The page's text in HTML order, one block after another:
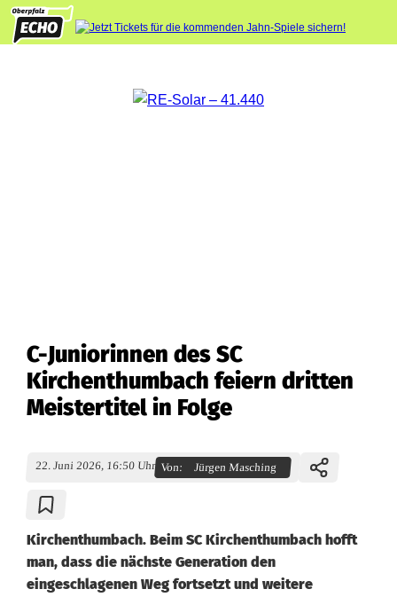
C-Juniorinnen des SC
Kirchenthumbach feiern dritten
Meistertitel in Folge
22. Juni 2026, 16:50 Uhr Von: Jürgen Masching
Kirchenthumbach. Beim SC Kirchenthumbach hofft
man, dass die nächste Generation den
eingeschlagenen Weg fortsetzt und weitere